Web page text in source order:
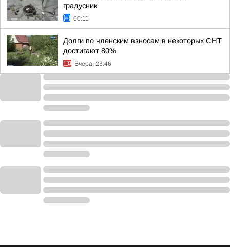
градусник
00:11
Долги по членским взносам в некоторых СНТ
достигают 80%
Вчера, 23:46